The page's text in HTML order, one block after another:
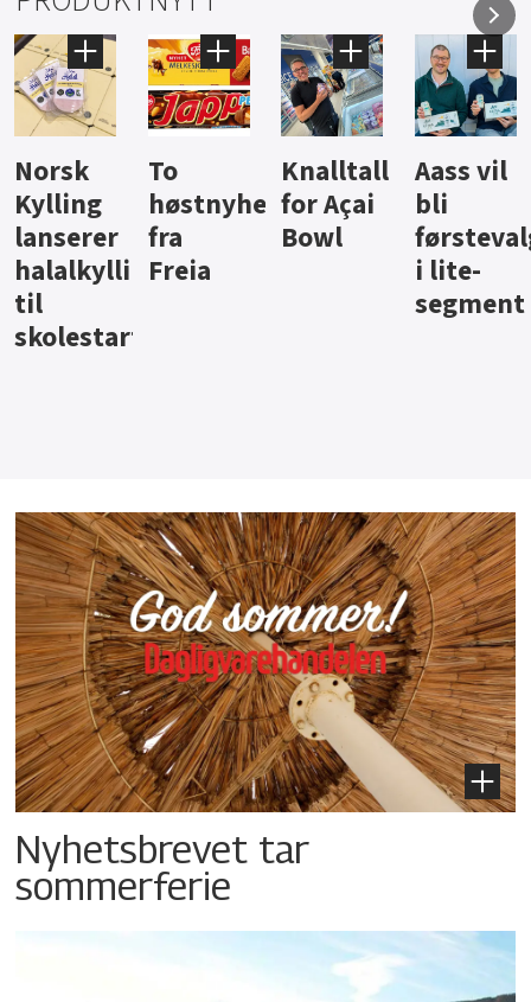
Knalltall
for Açai
Bowl
Aass vil
bli
førstevalg
i lite-
Brus og
jus fra
Berentsen
Hard
iste fra
Hansa
Nyhetsbrevet tar
sommerferie